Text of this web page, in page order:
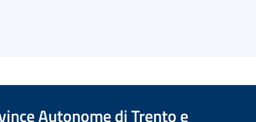
Autonome di Trento e